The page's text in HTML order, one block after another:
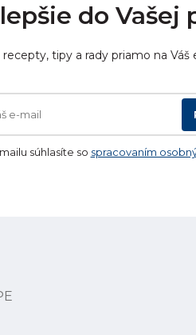
do Vašej
recepty, tipy a rady priamo na Váš
súhlasíte so spracovaním